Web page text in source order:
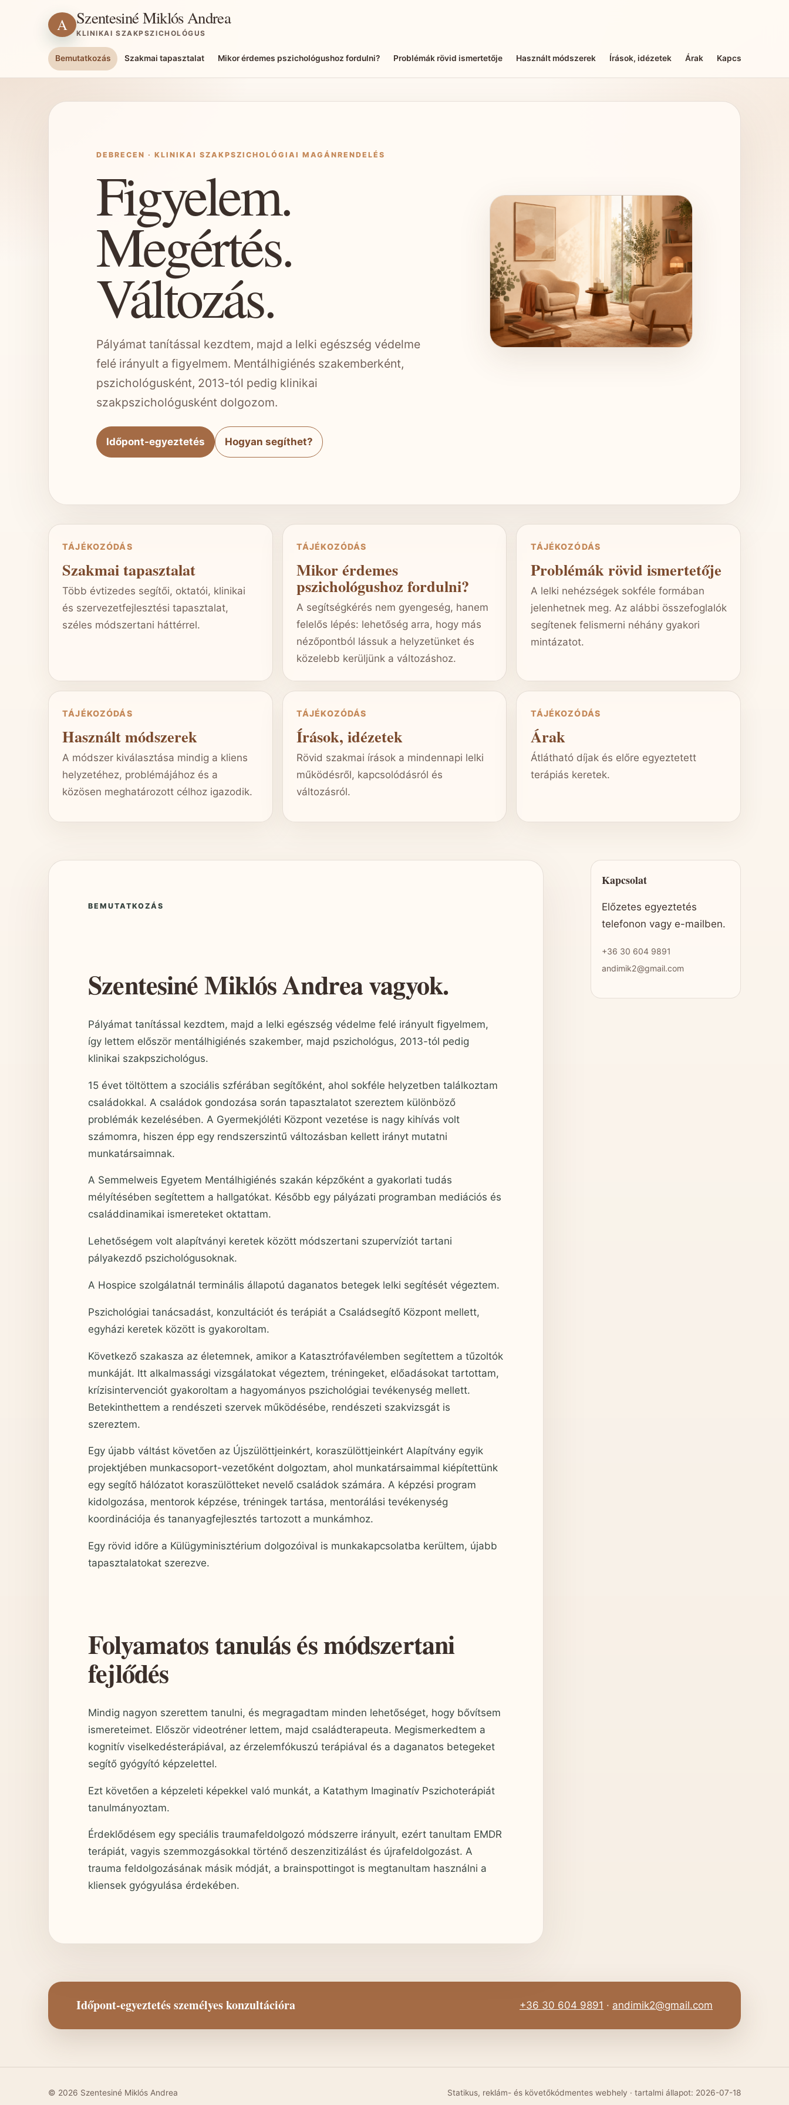
A Szentesiné Miklós Andrea
KLINIKAI SZAKPSZICHOLÓGUS
Bemutatkozás Szakmai tapasztalat Mikor érdemes pszichológushoz fordulni? Problémák rövid ismertetője Használt módszerek Írások, idézetek Árak Kapcsolat
DEBRECEN · KLINIKAI SZAKPSZICHOLÓGIAI MAGÁNRENDELÉS
Figyelem.
Megértés.
Változás.
Pályámat tanítással kezdtem, majd a lelki egészség védelme
felé irányult a figyelmem. Mentálhigiénés szakemberként,
pszichológusként, 2013-tól pedig klinikai
szakpszichológusként dolgozom.
Időpont-egyeztetés Hogyan segíthet?
TÁJÉKOZÓDÁS
Szakmai tapasztalat
Több évtizedes segítői, oktatói, klinikai
és szervezetfejlesztési tapasztalat,
széles módszertani háttérrel.
TÁJÉKOZÓDÁS
Mikor érdemes
pszichológushoz fordulni?
A segítségkérés nem gyengeség, hanem
felelős lépés: lehetőség arra, hogy más
nézőpontból lássuk a helyzetünket és
közelebb kerüljünk a változáshoz.
TÁJÉKOZÓDÁS
Problémák rövid ismertetője
A lelki nehézségek sokféle formában
jelenhetnek meg. Az alábbi összefoglalók
segítenek felismerni néhány gyakori
mintázatot.
TÁJÉKOZÓDÁS
Használt módszerek
A módszer kiválasztása mindig a kliens
helyzetéhez, problémájához és a
közösen meghatározott célhoz igazodik.
TÁJÉKOZÓDÁS
Írások, idézetek
Rövid szakmai írások a mindennapi lelki
működésről, kapcsolódásról és
változásról.
TÁJÉKOZÓDÁS
Árak
Átlátható díjak és előre egyeztetett
terápiás keretek.
BEMUTATKOZÁS
Szentesiné Miklós Andrea vagyok.
Pályámat tanítással kezdtem, majd a lelki egészség védelme felé irányult figyelmem,
így lettem először mentálhigiénés szakember, majd pszichológus, 2013-tól pedig
klinikai szakpszichológus.
15 évet töltöttem a szociális szférában segítőként, ahol sokféle helyzetben találkoztam
családokkal. A családok gondozása során tapasztalatot szereztem különböző
problémák kezelésében. A Gyermekjóléti Központ vezetése is nagy kihívás volt
számomra, hiszen épp egy rendszerszintű változásban kellett irányt mutatni
munkatársaimnak.
A Semmelweis Egyetem Mentálhigiénés szakán képzőként a gyakorlati tudás
mélyítésében segítettem a hallgatókat. Később egy pályázati programban mediációs és
családdinamikai ismereteket oktattam.
Lehetőségem volt alapítványi keretek között módszertani szupervíziót tartani
pályakezdő pszichológusoknak.
A Hospice szolgálatnál terminális állapotú daganatos betegek lelki segítését végeztem.
Pszichológiai tanácsadást, konzultációt és terápiát a Családsegítő Központ mellett,
egyházi keretek között is gyakoroltam.
Következő szakasza az életemnek, amikor a Katasztrófavélemben segítettem a tűzoltók
munkáját. Itt alkalmassági vizsgálatokat végeztem, tréningeket, előadásokat tartottam,
krízisintervenciót gyakoroltam a hagyományos pszichológiai tevékenység mellett.
Betekinthettem a rendészeti szervek működésébe, rendészeti szakvizsgát is
szereztem.
Egy újabb váltást követően az Újszülöttjeinkért, koraszülöttjeinkért Alapítvány egyik
projektjében munkacsoport-vezetőként dolgoztam, ahol munkatársaimmal kiépítettünk
egy segítő hálózatot koraszülötteket nevelő családok számára. A képzési program
kidolgozása, mentorok képzése, tréningek tartása, mentorálási tevékenység
koordinációja és tananyagfejlesztés tartozott a munkámhoz.
Egy rövid időre a Külügyminisztérium dolgozóival is munkakapcsolatba kerültem, újabb
tapasztalatokat szerezve.
Folyamatos tanulás és módszertani
fejlődés
Mindig nagyon szerettem tanulni, és megragadtam minden lehetőséget, hogy bővítsem
ismereteimet. Először videotréner lettem, majd családterapeuta. Megismerkedtem a
kognitív viselkedésterápiával, az érzelemfókuszú terápiával és a daganatos betegeket
segítő gyógyító képzelettel.
Ezt követően a képzeleti képekkel való munkát, a Katathym Imaginatív Pszichoterápiát
tanulmányoztam.
Érdeklődésem egy speciális traumafeldolgozó módszerre irányult, ezért tanultam EMDR
terápiát, vagyis szemmozgásokkal történő deszenzitizálást és újrafeldolgozást. A
trauma feldolgozásának másik módját, a brainspottingot is megtanultam használni a
kliensek gyógyulása érdekében.
Kapcsolat
Előzetes egyeztetés
telefonon vagy e-mailben.
+36 30 604 9891
andimik2@gmail.com
Időpont-egyeztetés személyes konzultációra +36 30 604 9891 · andimik2@gmail.com
© 2026 Szentesiné Miklós Andrea Statikus, reklám- és követőkódmentes webhely · tartalmi állapot: 2026-07-18